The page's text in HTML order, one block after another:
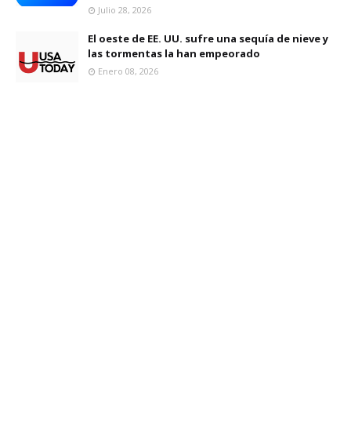
Julio 28, 2026
El oeste de EE. UU. sufre una sequía de nieve y
las tormentas la han empeorado
Enero 08, 2026